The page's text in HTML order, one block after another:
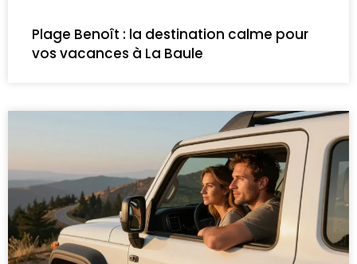
Plage Benoît : la destination calme pour
vos vacances à La Baule